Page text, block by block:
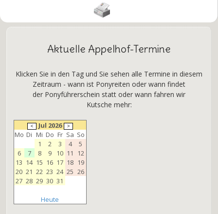
Aktuelle Appelhof-Termine
Klicken Sie in den Tag und Sie sehen alle Termine in diesem
Zeitraum - wann ist Ponyreiten oder wann findet
der Ponyführerschein statt oder wann fahren wir
Kutsche mehr:
Jul 2026
Mo Di Mi Do Fr Sa So
1
2 3 4
5
6
7 8 9 10 11
12
13 14 15 16 17 18 19
20 21 22 23 24 25 26
27 28 29 30 31
Heute